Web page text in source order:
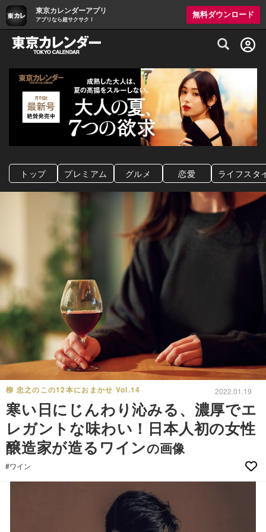
東京カレンダーアプリ
アプリなら超サクサク！
無料ダウンロード
グルメ情報・プレミアムレストラン予約
トップ プレミアム グルメ 恋愛 ライフスタ
柳 忠之のこの12本におまかせ Vol.14 2022.01.19
寒い日にじんわり沁みる、濃厚でエ
レガントな味わい！日本人初の女性
醸造家が造るワインの画像
#ワイン